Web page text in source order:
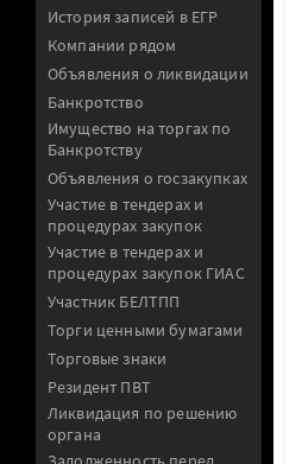
История записей в ЕГР
Компании рядом
Объявления о ликвидации
Банкротство
Имущество на торгах по
Банкротству
Объявления о госзакупках
Участие в тендерах и
процедурах закупок
Участие в тендерах и
процедурах закупок ГИАС
Участник БЕЛТПП
Торги ценными бумагами
Торговые знаки
Резидент ПВТ
Ликвидация по решению
органа